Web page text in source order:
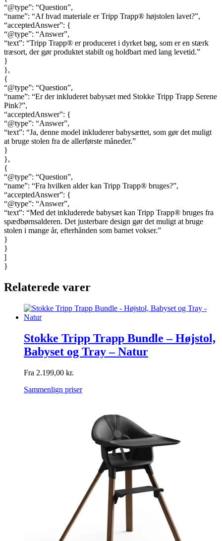
“@type”: “Question”,
“name”: “Af hvad materiale er Tripp Trapp® højstolen lavet?”,
“acceptedAnswer”: {
“@type”: “Answer”,
“text”: “Tripp Trapp® er produceret i dyrket bøg, som er en stærk
træsort, der gør produktet stabilt og holdbart med lang levetid.”
}
},
{
“@type”: “Question”,
“name”: “Er der inkluderet babysæt med Stokke Tripp Trapp Serene
Pink?”,
“acceptedAnswer”: {
“@type”: “Answer”,
“text”: “Ja, denne model inkluderer babysættet, som gør det muligt
at bruge stolen fra de allerførste måneder.”
}
},
{
“@type”: “Question”,
“name”: “Fra hvilken alder kan Tripp Trapp® bruges?”,
“acceptedAnswer”: {
“@type”: “Answer”,
“text”: “Med det inkluderede babysæt kan Tripp Trapp® bruges fra
spædbørnsalderen. Det justerbare design gør det muligt at bruge
stolen i mange år, efterhånden som barnet vokser.”
}
}
]
}
Relaterede varer
Stokke Tripp Trapp Bundle – Højstol,
Babyset og Tray – Natur
Fra 2.199,00 kr.
Sammenlign priser